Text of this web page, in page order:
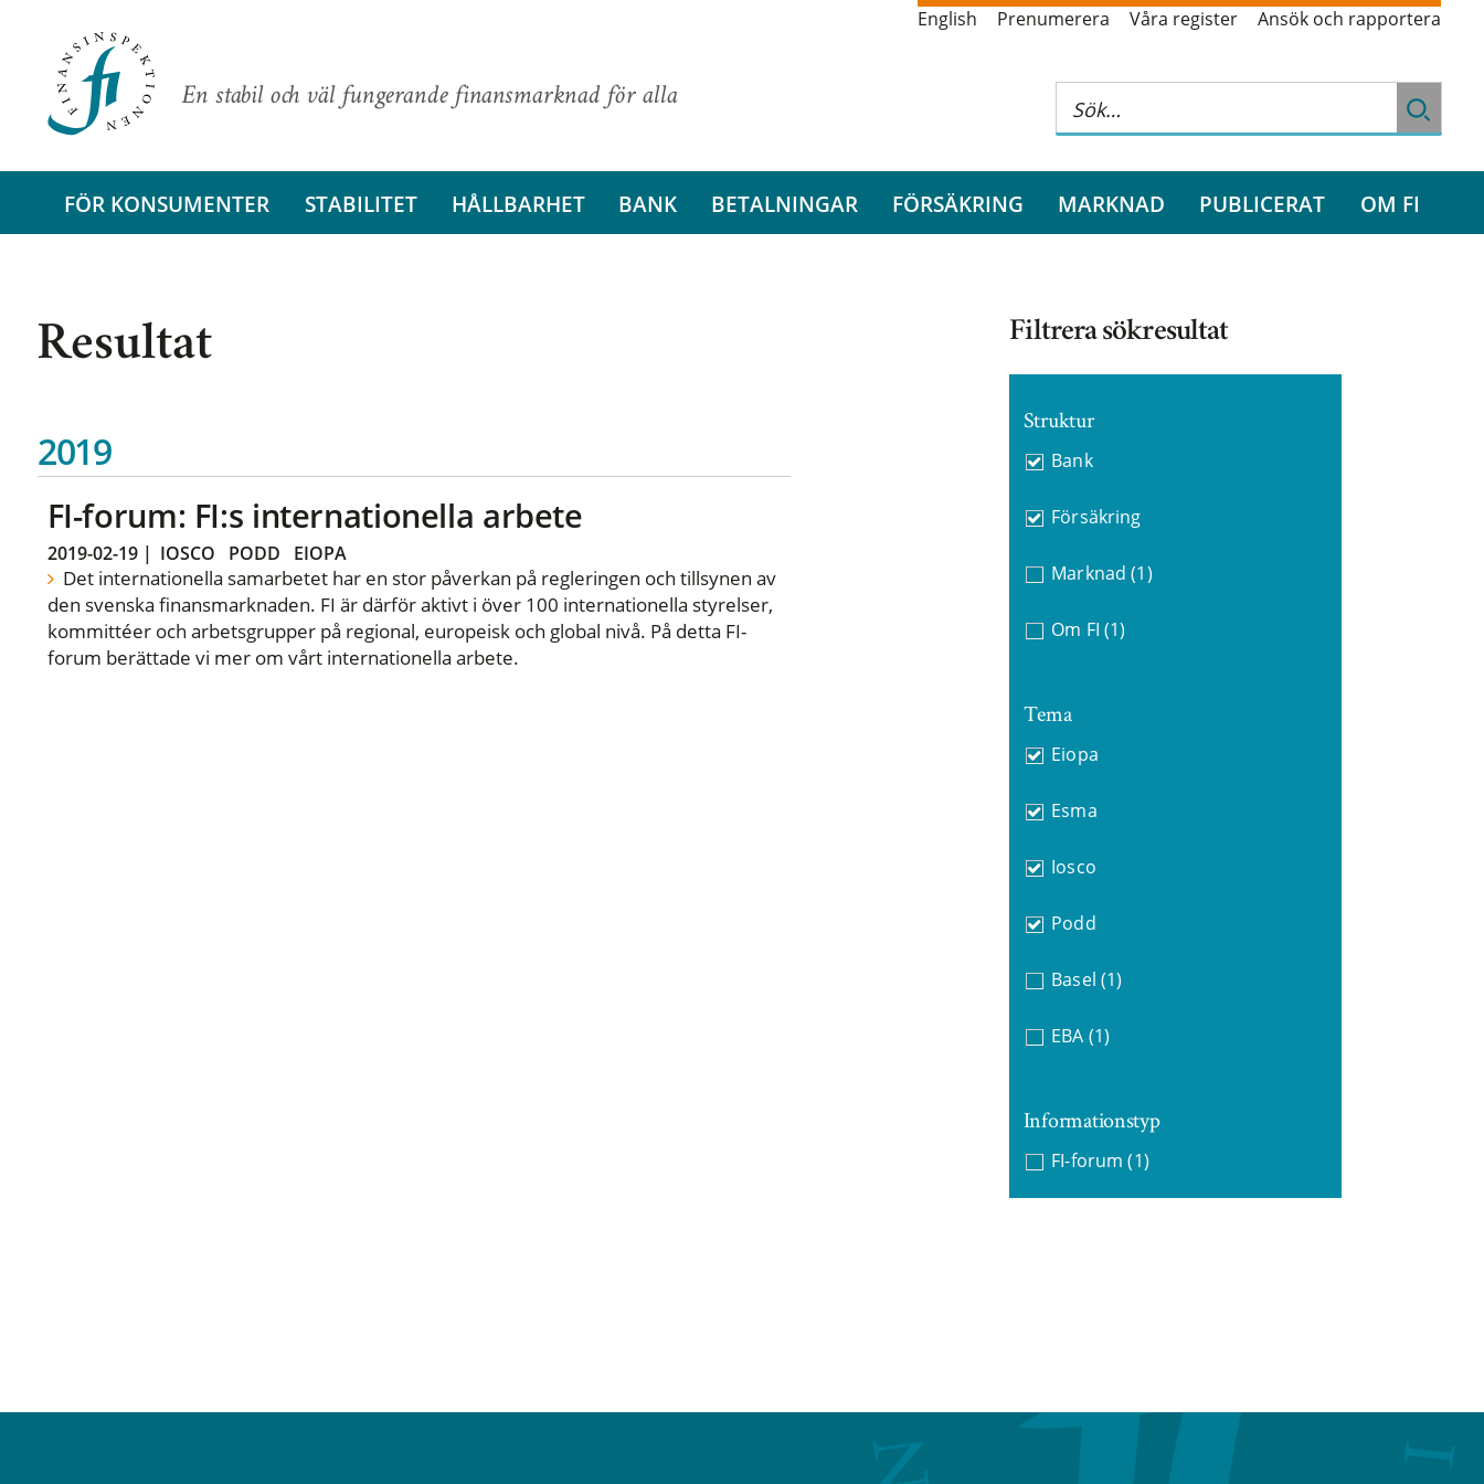
En stabil och väl fungerande finansmarknad för alla
English Prenumerera Våra register Ansök och rapportera
FÖR KONSUMENTER STABILITET HÅLLBARHET BANK BETALNINGAR FÖRSÄKRING MARKNAD PUBLICERAT OM FI
Resultat
2019
FI-forum: FI:s internationella arbete
2019-02-19| IOSCO PODD EIOPA
Det internationella samarbetet har en stor påverkan på regleringen och tillsynen av
den svenska finansmarknaden. FI är därför aktivt i över 100 internationella styrelser,
kommittéer och arbetsgrupper på regional, europeisk och global nivå. På detta FI-
forum berättade vi mer om vårt internationella arbete.
Filtrera sökresultat
Struktur
Bank
Försäkring
Marknad (1)
Om FI (1)
Tema
Eiopa
Esma
Iosco
Podd
Basel (1)
EBA (1)
Informationstyp
FI-forum (1)